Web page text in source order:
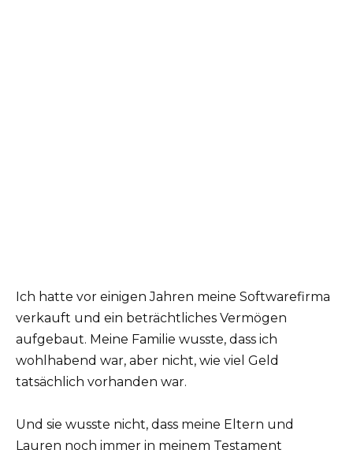
Ich hatte vor einigen Jahren meine Softwarefirma
verkauft und ein beträchtliches Vermögen
aufgebaut. Meine Familie wusste, dass ich
wohlhabend war, aber nicht, wie viel Geld
tatsächlich vorhanden war.
Und sie wusste nicht, dass meine Eltern und
Lauren noch immer in meinem Testament